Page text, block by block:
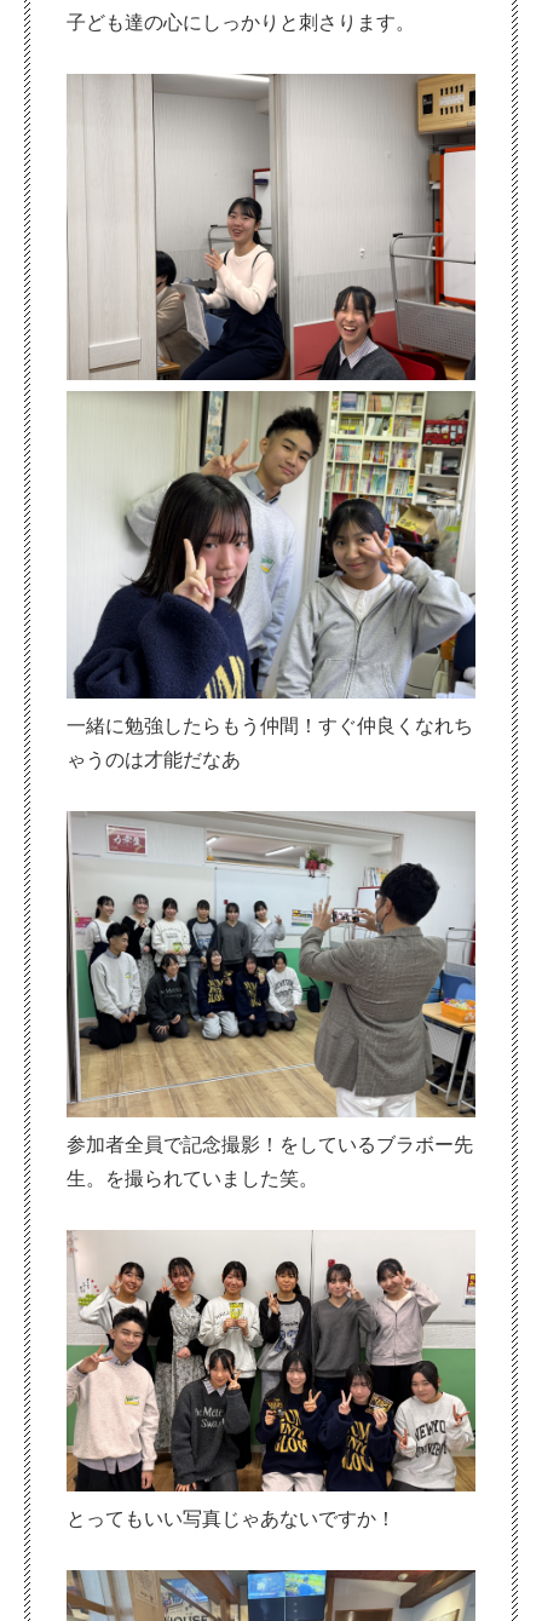
子ども達の心にしっかりと刺さります。
一緒に勉強したらもう仲間！すぐ仲良くなれち
ゃうのは才能だなあ
参加者全員で記念撮影！をしているブラボー先
生。を撮られていました笑。
とってもいい写真じゃあないですか！